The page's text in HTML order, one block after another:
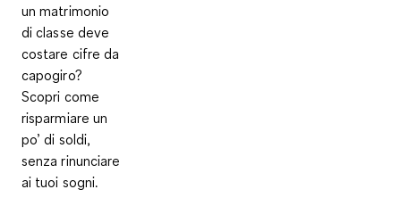
un matrimonio
di classe deve
costare cifre da
capogiro?
Scopri come
risparmiare un
po’ di soldi,
senza rinunciare
ai tuoi sogni.